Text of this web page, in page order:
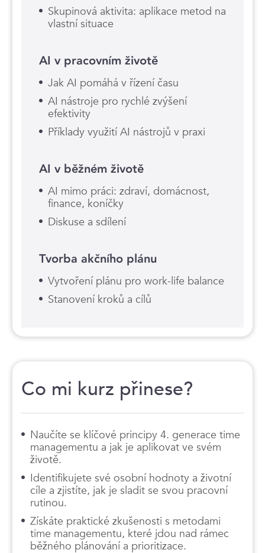
Skupinová aktivita: aplikace metod na
vlastní situace
AI v pracovním životě
Jak AI pomáhá v řízení času
AI nástroje pro rychlé zvýšení
efektivity
Příklady využití AI nástrojů v praxi
AI v běžném životě
AI mimo práci: zdraví, domácnost,
finance, koníčky
Diskuse a sdílení
Tvorba akčního plánu
Vytvoření plánu pro work-life balance
Stanovení kroků a cílů
Co mi kurz přinese?
Naučíte se klíčové principy 4. generace time
managementu a jak je aplikovat ve svém
životě.
Identifikujete své osobní hodnoty a životní
cíle a zjistíte, jak je sladit se svou pracovní
rutinou.
Získáte praktické zkušenosti s metodami
time managementu, které jdou nad rámec
běžného plánování a prioritizace.